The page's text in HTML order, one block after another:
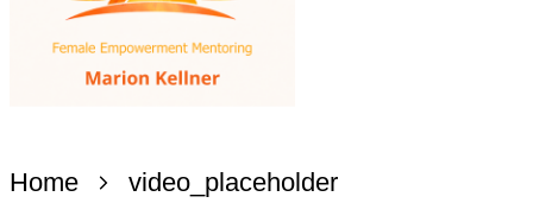
Home video_placeholder